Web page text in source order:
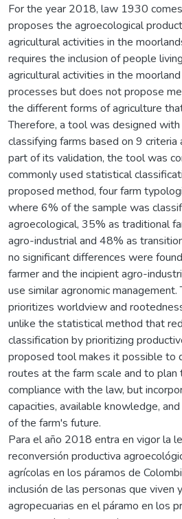
For the year 2018, law 1930
proposes the agroecological
agricultural activities in the
requires the inclusion of people
agricultural activities in the
processes but does not propose
the different forms of agriculture
Therefore, a tool was designed
classifying farms based on 9
part of its validation, the tool was
commonly used statistical
proposed method, four farm
where 6% of the sample was
agroecological, 35% as traditional
agro-industrial and 48% as
no significant differences were
farmer and the incipient agro-
use similar agronomic
prioritizes worldview and
unlike the statistical method that
classification by prioritizing
proposed tool makes it possible to
routes at the farm scale and to plan
compliance with the law, but
capacities, available knowledge,
of the farm's future.
Para el año 2018 entra en vigor la
reconversión productiva
agrícolas en los páramos de
inclusión de las personas que viven
agropecuarias en el páramo en los